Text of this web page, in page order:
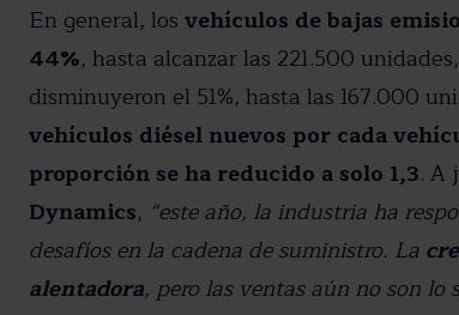
En general, los vehículos de bajas
44%, hasta alcanzar las 221.500
disminuyeron el 51%, hasta las 167.000
vehículos diésel nuevos por cada
proporción se ha reducido a solo 1,3. A
Dynamics, “este año, la industria ha
desafíos en la cadena de suministro. La
alentadora, pero las ventas aún no son